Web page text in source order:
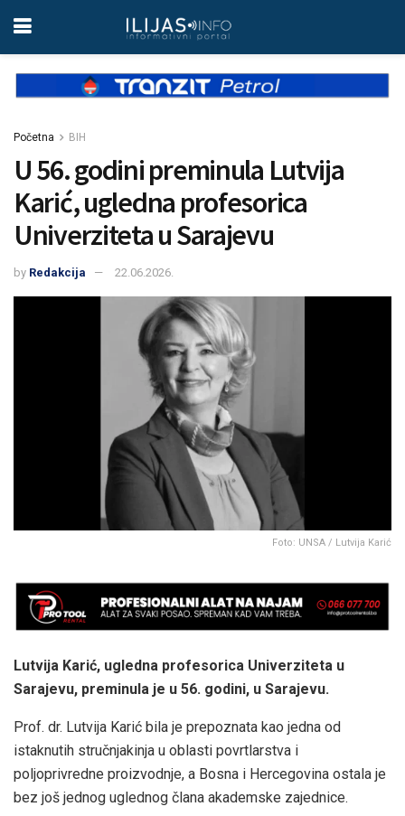
Početna BIH
U 56. godini preminula Lutvija
Karić, ugledna profesorica
Univerziteta u Sarajevu
by Redakcija 22.06.2026.
Foto: UNSA / Lutvija Karić
Lutvija Karić, ugledna profesorica Univerziteta u
Sarajevu, preminula je u 56. godini, u Sarajevu.
Prof. dr. Lutvija Karić bila je prepoznata kao jedna od
istaknutih stručnjakinja u oblasti povrtlarstva i
poljoprivredne proizvodnje, a Bosna i Hercegovina ostala je
bez još jednog uglednog člana akademske zajednice.